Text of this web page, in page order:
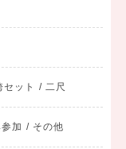
ット / 二尺
加 / その他